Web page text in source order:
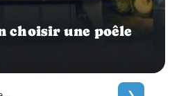
choisir une poêle